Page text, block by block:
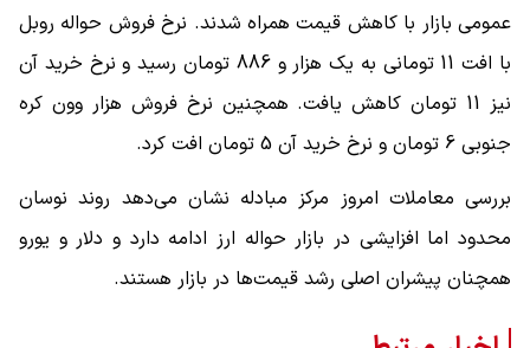
عمومی بازار با کاهش قیمت همراه شدند. نرخ فروش حواله روبل
با افت 11 تومانی به یک هزار و 886 تومان رسید و نرخ خرید آن
نیز 11 تومان کاهش یافت. همچنین نرخ فروش هزار وون کره
جنوبی 6 تومان و نرخ خرید آن 5 تومان افت کرد.
بررسی معاملات امروز مرکز مبادله نشان می‌دهد روند نوسان
محدود اما افزایشی در بازار حواله ارز ادامه دارد و دلار و یورو
همچنان پیشران اصلی رشد قیمت‌ها در بازار هستند.